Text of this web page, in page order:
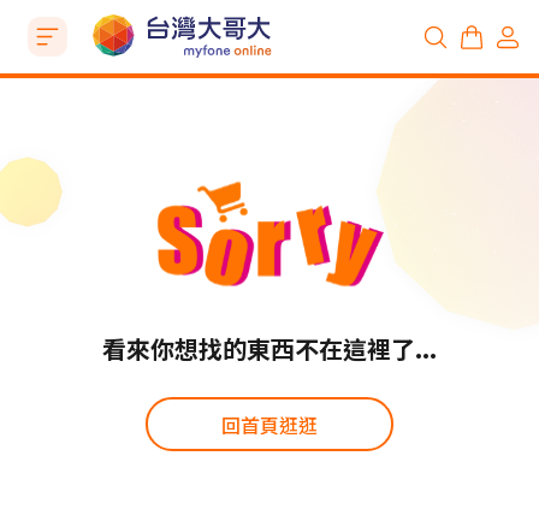
看來你想找的東西不在這裡了...
回首頁逛逛